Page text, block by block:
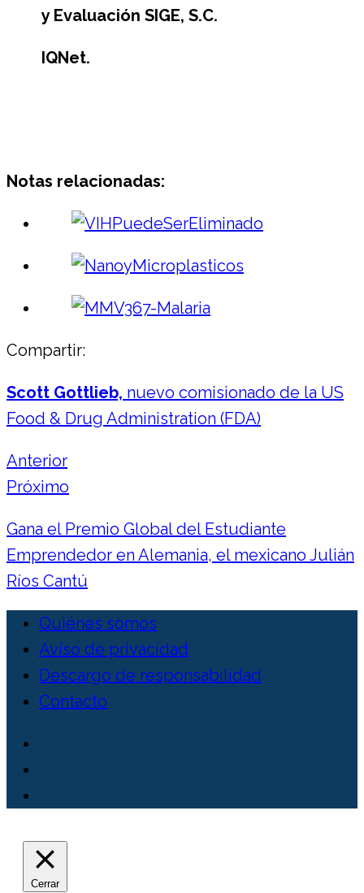
y Evaluación SIGE, S.C.
IQNet.
Notas relacionadas:
Compartir:
Scott Gottlieb, nuevo comisionado de la US
Food & Drug Administration (FDA)
Anterior
Próximo
Gana el Premio Global del Estudiante
Emprendedor en Alemania, el mexicano Julián
Ríos Cantú
Quiénes somos
Aviso de privacidad
Descargo de responsabilidad
Contacto
Cerrar